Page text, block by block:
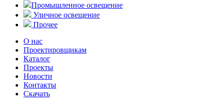
Промышленное освещение
Уличное освещение
Прочее
О нас
Проектировщикам
Каталог
Проекты
Новости
Контакты
Скачать